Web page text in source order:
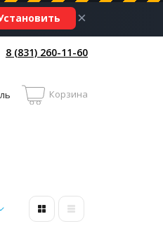
×
8 (831) 260-11-60
Корзина